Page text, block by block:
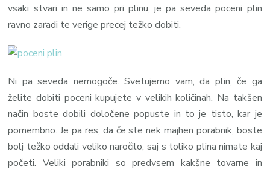
vsaki stvari in ne samo pri plinu, je pa seveda poceni plin
ravno zaradi te verige precej težko dobiti.
Ni pa seveda nemogoče. Svetujemo vam, da plin, če ga
želite dobiti poceni kupujete v velikih količinah. Na takšen
način boste dobili določene popuste in to je tisto, kar je
pomembno. Je pa res, da če ste nek majhen porabnik, boste
bolj težko oddali veliko naročilo, saj s toliko plina nimate kaj
početi. Veliki porabniki so predvsem kakšne tovarne in